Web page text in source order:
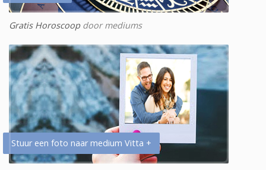
Gratis Horoscoopdoor mediums
Stuur een foto naar medium Vitta +